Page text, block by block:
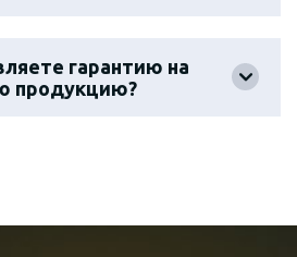
гарантию на
продукцию?